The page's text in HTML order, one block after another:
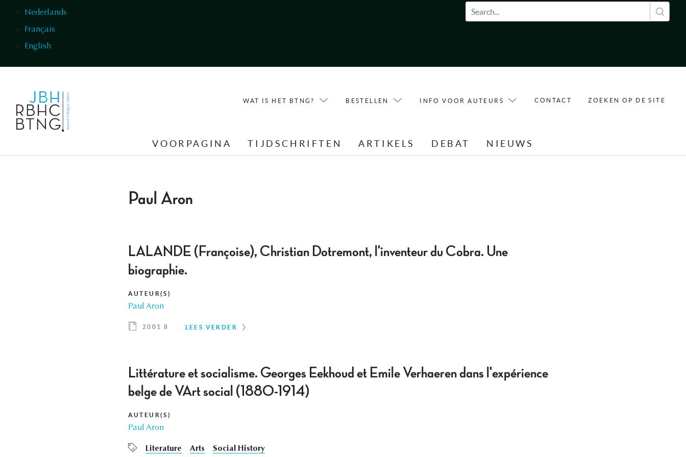
Nederlands
Français
English
Zoekveld
WAT IS HET BTNG? BESTELLEN INFO VOOR AUTEURS CONTACT ZOEKEN OP DE SITE
VOORPAGINA TIJDSCHRIFTEN ARTIKELS DEBAT NIEUWS
Paul Aron
LALANDE (Françoise), Christian Dotremont, l'inventeur du Cobra. Une
biographie.
AUTEUR(S)
Paul Aron
2001 8 LEES VERDER
Littérature et socialisme. Georges Eekhoud et Emile Verhaeren dans l'expérience
belge de VArt social (1880-1914)
AUTEUR(S)
Paul Aron
Literature Arts Social History